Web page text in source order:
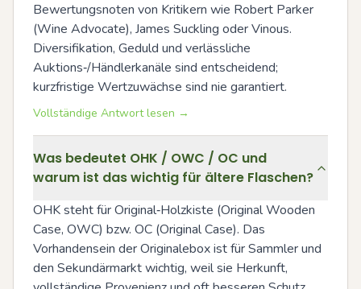
Bewertungsnoten von Kritikern wie Robert Parker
(Wine Advocate), James Suckling oder Vinous.
Diversifikation, Geduld und verlässliche
Auktions‑/Händlerkanäle sind entscheidend;
kurzfristige Wertzuwächse sind nie garantiert.
Vollständige Antwort lesen →
Was bedeutet OHK / OWC / OC und
warum ist das wichtig für ältere Flaschen?
OHK steht für Original‑Holzkiste (Original Wooden
Case, OWC) bzw. OC (Original Case). Das
Vorhandensein der Originalebox ist für Sammler und
den Sekundärmarkt wichtig, weil sie Herkunft,